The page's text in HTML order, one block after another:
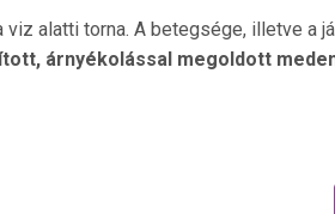
alatti torna. A betegsége, illetve a
árnyékolással megoldott